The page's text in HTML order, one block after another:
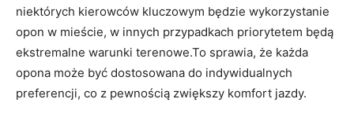
niektórych kierowców kluczowym będzie wykorzystanie
opon w​ mieście,​ w innych przypadkach priorytetem będą‍
ekstremalne ⁢warunki terenowe.To sprawia, że każda
opona może być dostosowana do⁤ indywidualnych
preferencji, co z ​pewnością zwiększy komfort jazdy.